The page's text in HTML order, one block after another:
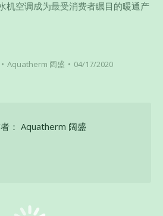
机空调成为最受消费者瞩目的暖通产
Aquatherm 阔盛 04/17/2020
： Aquatherm 阔盛